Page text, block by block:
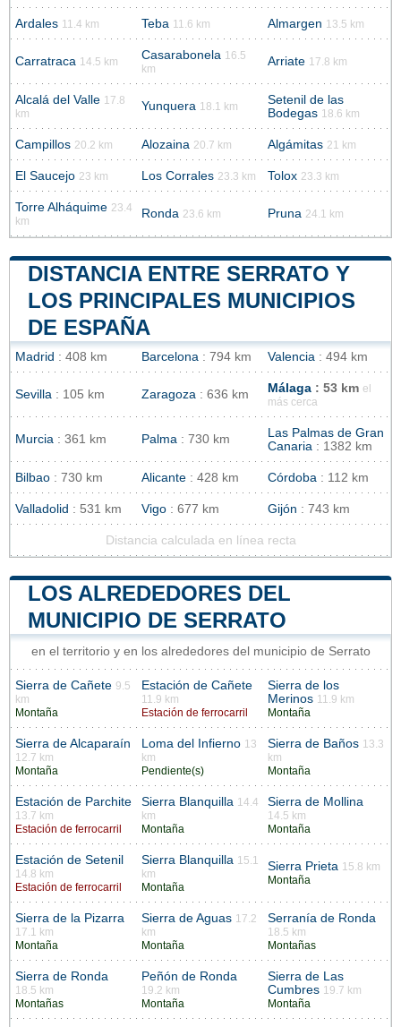
Ardales 11.4 km Teba 11.6 km Almargen 13.5 km
Carratraca 14.5 km Casarabonela 16.5
km
Arriate 17.8 km
Alcalá del Valle 17.8
km
Yunquera 18.1 km
Setenil de las
Bodegas 18.6 km
Campillos 20.2 km Alozaina 20.7 km Algámitas 21 km
El Saucejo 23 km Los Corrales 23.3 km Tolox 23.3 km
Torre Alháquime 23.4
km
Ronda 23.6 km Pruna 24.1 km
DISTANCIA ENTRE SERRATO Y
LOS PRINCIPALES MUNICIPIOS
DE ESPAÑA
Madrid : 408 km Barcelona : 794 km Valencia : 494 km
Sevilla : 105 km Zaragoza : 636 km Málaga : 53 km el
más cerca
Murcia : 361 km Palma : 730 km
Las Palmas de Gran
Canaria : 1382 km
Bilbao : 730 km Alicante : 428 km Córdoba : 112 km
Valladolid : 531 km Vigo : 677 km Gijón : 743 km
Distancia calculada en línea recta
LOS ALREDEDORES DEL
MUNICIPIO DE SERRATO
en el territorio y en los alrededores del municipio de Serrato
Sierra de Cañete 9.5
km
Montaña
Estación de Cañete
11.9 km
Estación de ferrocarril
Sierra de los
Merinos 11.9 km
Montaña
Sierra de Alcaparaín
12.7 km
Montaña
Loma del Infierno 13
km
Pendiente(s)
Sierra de Baños 13.3
km
Montaña
Estación de Parchite
13.7 km
Estación de ferrocarril
Sierra Blanquilla 14.4
km
Montaña
Sierra de Mollina
14.5 km
Montaña
Estación de Setenil
14.8 km
Estación de ferrocarril
Sierra Blanquilla 15.1
km
Montaña
Sierra Prieta 15.8 km
Montaña
Sierra de la Pizarra
17.1 km
Montaña
Sierra de Aguas 17.2
km
Montaña
Serranía de Ronda
18.5 km
Montañas
Sierra de Ronda
18.5 km
Montañas
Peñón de Ronda
19.2 km
Montaña
Sierra de Las
Cumbres 19.7 km
Montaña